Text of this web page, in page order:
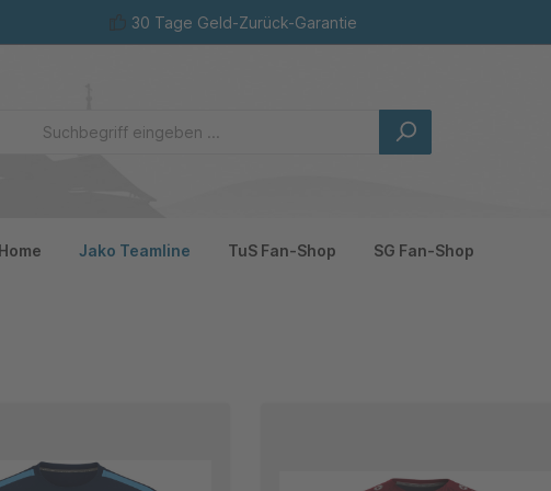
30 Tage Geld-Zurück-Garantie
Home Jako Teamline TuS Fan-Shop SG Fan-Shop